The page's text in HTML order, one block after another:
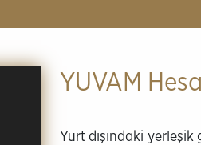
YUVAM
Yurt dışındaki